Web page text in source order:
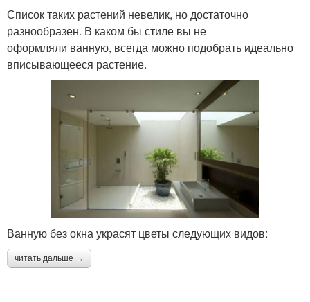
Список таких растений невелик, но достаточно
разнообразен. В каком бы стиле вы не
оформляли ванную, всегда можно подобрать идеально
вписывающееся растение.
Ванную без окна украсят цветы следующих видов:
читать дальше →